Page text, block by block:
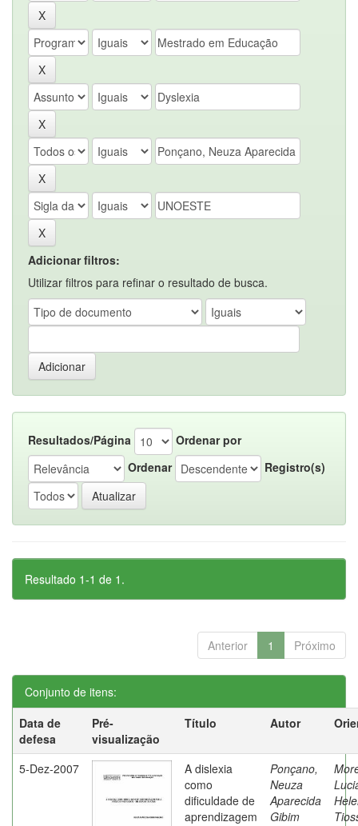
Adicionar filtros:
Utilizar filtros para refinar o resultado de busca.
Resultados/Página
Ordenar por
Ordenar
Registro(s)
Resultado 1-1 de 1.
Anterior 1 Próximo
Conjunto de itens:
Data de
defesa
Pré-
visualização
Título Autor
5-Dez-2007
A dislexia
como
dificuldade de
aprendizagem
Ponçano,
Neuza
Aparecida
Gibim